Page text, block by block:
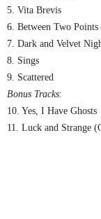
5. Vita Brevis
6. Between Two
7. Dark and Velvet
8. Sings
9. Scattered
Bonus Tracks:
10. Yes, I Have Ghosts
11. Luck and Strange